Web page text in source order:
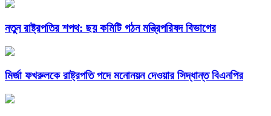
নতুন রাষ্ট্রপতির শপথ: ছয় কমিটি গঠন মন্ত্রিপরিষদ বিভাগের
মির্জা ফখরুলকে রাষ্ট্রপতি পদে মনোনয়ন দেওয়ার সিদ্ধান্ত বিএনপির